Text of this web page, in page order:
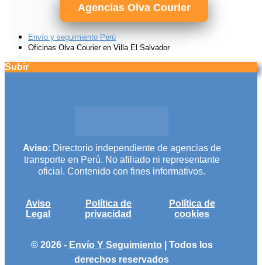
Agencias Olva Courier
Envío y seguimiento Perú
Oficinas Olva Courier en Villa El Salvador
Subir
Aviso: Directorio independiente de agencias de
transporte en Perú. No afiliado ni representante
oficial. Contenido con fines informativos.
Aviso
Legal
Política de
privacidad
Política de
cookies
© 2026 - Envío Y Seguimiento | Todos los
derechos reservados